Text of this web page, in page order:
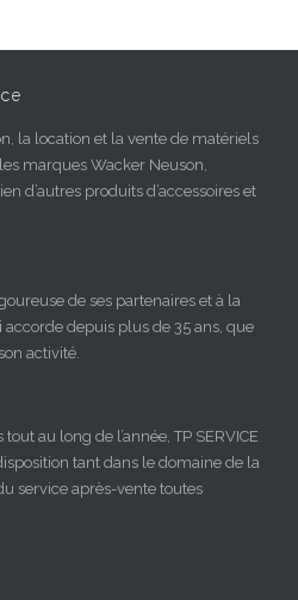
la location et la vente de matériels
marques Wacker Neuson,
d’autres produits d’accessoires et
de ses partenaires et à la
depuis plus de 35 ans, que
activité.
au long de l’année, TP SERVICE
tant dans le domaine de la
service après-vente toutes